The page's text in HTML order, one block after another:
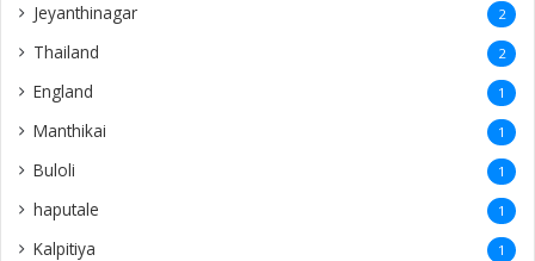
Jeyanthinagar 2
Thailand 2
England 1
Manthikai 1
Buloli 1
haputale 1
Kalpitiya 1